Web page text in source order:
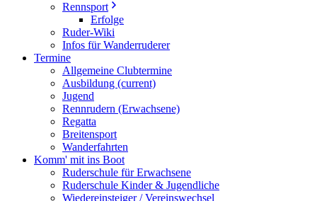
Rennsport
Erfolge
Ruder-Wiki
Infos für Wanderruderer
Termine
Allgemeine Clubtermine
Ausbildung (current)
Jugend
Rennrudern (Erwachsene)
Regatta
Breitensport
Wanderfahrten
Komm' mit ins Boot
Ruderschule für Erwachsene
Ruderschule Kinder & Jugendliche
Wiedereinsteiger / Vereinswechsel